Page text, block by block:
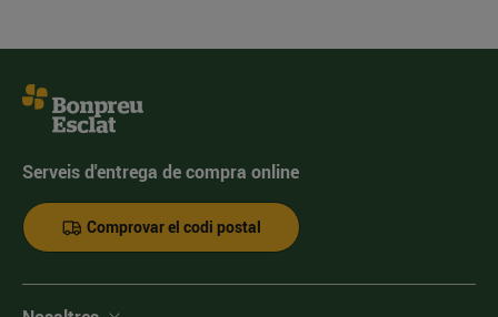
Serveis d'entrega de compra online
Comprovar el codi postal